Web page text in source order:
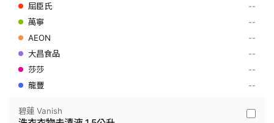
用
菌
霸
--
--
--
--
--
--
碧
碧蓮 Vanish